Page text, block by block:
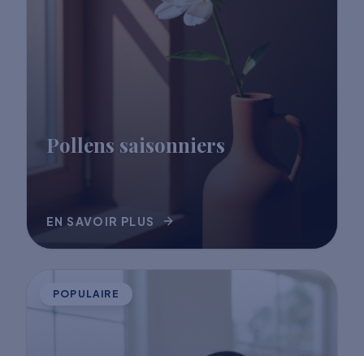
Pollens saisonniers
EN SAVOIR PLUS
POPULAIRE